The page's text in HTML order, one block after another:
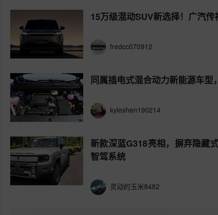
15万级混动SUV新选择！广汽
fredcc070912
同属插电式混合动力新能源车
kyleshen190214
新款深蓝G318亮相，摒弃隐藏
智驾系统
灵动的玉米8482